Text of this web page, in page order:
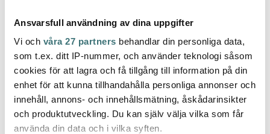
Ansvarsfull användning av dina uppgifter
Vi och våra 27 partners behandlar din personliga data,
som t.ex. ditt IP-nummer, och använder teknologi såsom
cookies för att lagra och få tillgång till information på din
enhet för att kunna tillhandahålla personliga annonser och
innehåll, annons- och innehållsmätning, åskådarinsikter
och produktutveckling. Du kan själv välja vilka som får
använda din data och i vilka syften.
Samuel Groves
Copper Induction
kastrull med lock 1,5 L
2849 kr
Samuel Groves
Mermaid ugnsform
28x18 cm svart
1399 kr